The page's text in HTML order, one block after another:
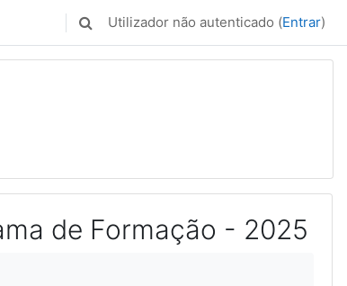
Alternar a entrada da pesquisa
Utilizador não autenticado (Entrar)
de Formação - 2025